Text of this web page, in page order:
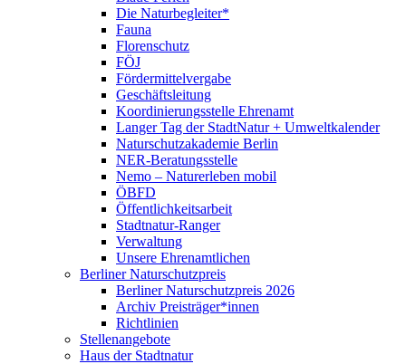
Die Naturbegleiter*
Fauna
Florenschutz
FÖJ
Fördermittelvergabe
Geschäftsleitung
Koordinierungsstelle Ehrenamt
Langer Tag der StadtNatur + Umweltkalender
Naturschutzakademie Berlin
NER-Beratungsstelle
Nemo – Naturerleben mobil
ÖBFD
Öffentlichkeitsarbeit
Stadtnatur-Ranger
Verwaltung
Unsere Ehrenamtlichen
Berliner Naturschutzpreis
Berliner Naturschutzpreis 2026
Archiv Preisträger*innen
Richtlinien
Stellenangebote
Haus der Stadtnatur